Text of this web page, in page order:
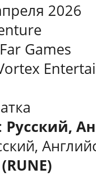
2026
Games
Русский,